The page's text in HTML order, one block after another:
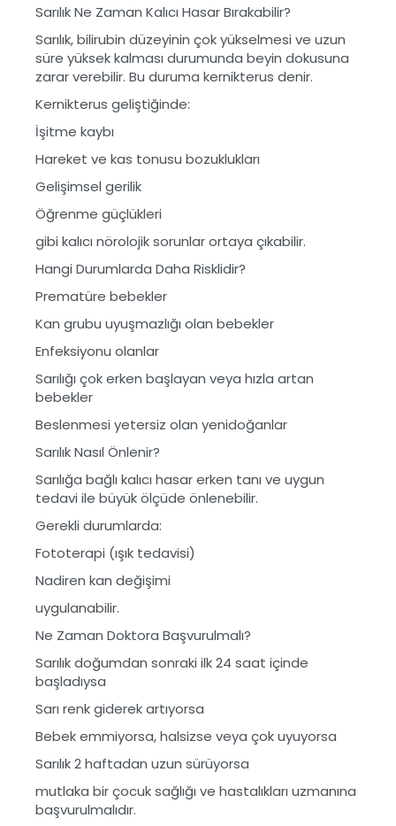
Sarılık Ne Zaman Kalıcı Hasar Bırakabilir?
Sarılık, bilirubin düzeyinin çok yükselmesi ve uzun
süre yüksek kalması durumunda beyin dokusuna
zarar verebilir. Bu duruma kernikterus denir.
Kernikterus geliştiğinde:
İşitme kaybı
Hareket ve kas tonusu bozuklukları
Gelişimsel gerilik
Öğrenme güçlükleri
gibi kalıcı nörolojik sorunlar ortaya çıkabilir.
Hangi Durumlarda Daha Risklidir?
Prematüre bebekler
Kan grubu uyuşmazlığı olan bebekler
Enfeksiyonu olanlar
Sarılığı çok erken başlayan veya hızla artan
bebekler
Beslenmesi yetersiz olan yenidoğanlar
Sarılık Nasıl Önlenir?
Sarılığa bağlı kalıcı hasar erken tanı ve uygun
tedavi ile büyük ölçüde önlenebilir.
Gerekli durumlarda:
Fototerapi (ışık tedavisi)
Nadiren kan değişimi
uygulanabilir.
Ne Zaman Doktora Başvurulmalı?
Sarılık doğumdan sonraki ilk 24 saat içinde
başladıysa
Sarı renk giderek artıyorsa
Bebek emmiyorsa, halsizse veya çok uyuyorsa
Sarılık 2 haftadan uzun sürüyorsa
mutlaka bir çocuk sağlığı ve hastalıkları uzmanına
başvurulmalıdır.